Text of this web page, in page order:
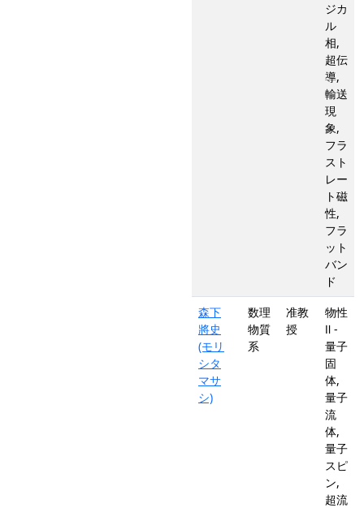
ジカ
ル
相,
超伝
導,
輸送
現
象,
フラ
スト
レー
ト磁
性,
フラ
ット
バン
ド
森下
將史
(モリ
シタ
マサ
シ)
数理
物質
系
准教
授
物性
Ⅱ -
量子
固
体,
量子
流
体,
量子
スピ
ン,
超流